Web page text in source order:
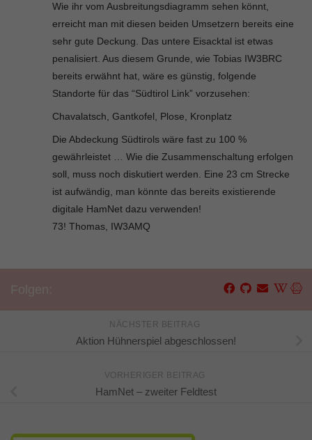
Wie ihr vom Ausbreitungsdiagramm sehen könnt,
erreicht man mit diesen beiden Umsetzern bereits eine
sehr gute Deckung. Das untere Eisacktal ist etwas
penalisiert. Aus diesem Grunde, wie Tobias IW3BRC
bereits erwähnt hat, wäre es günstig, folgende
Standorte für das “Südtirol Link” vorzusehen:
Chavalatsch, Gantkofel, Plose, Kronplatz
Die Abdeckung Südtirols wäre fast zu 100 %
gewährleistet … Wie die Zusammenschaltung erfolgen
soll, muss noch diskutiert werden. Eine 23 cm Strecke
ist aufwändig, man könnte das bereits existierende
digitale HamNet dazu verwenden!
73! Thomas, IW3AMQ
NÄCHSTER BEITRAG
Aktion Hühnerspiel abgeschlossen!
VORHERIGER BEITRAG
HamNet – zweiter Feldtest